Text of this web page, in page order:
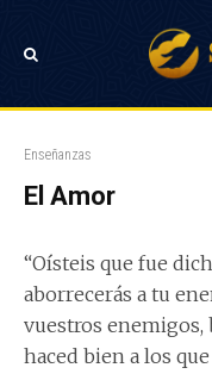
Enseñanzas
El Amor
“Oísteis que fue
aborrecerás a tu
vuestros enemigos,
haced bien a los